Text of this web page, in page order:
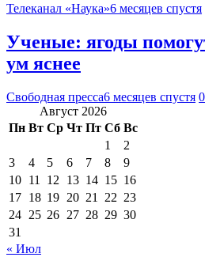
Телеканал «Наука»6 месяцев спустя
Ученые: ягоды
ум яснее
Свободная пресса6 месяцев спустя 0
Август 2026
Пн Вт Ср Чт Пт Сб Вс
1
2
3
4 5 6 7 8
9
10 11 12 13 14 15 16
17 18 19 20 21 22 23
24 25 26 27 28 29 30
31
« Июл